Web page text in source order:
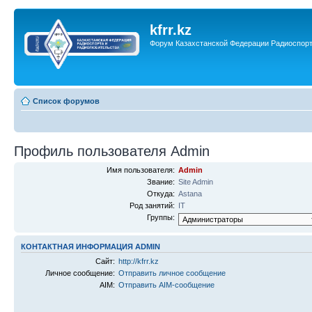
kfrr.kz
Форум Казахстанской Федерации
Список форумов
Профиль пользователя Admin
Имя пользователя: Admin
Звание: Site Admin
Откуда: Astana
Род занятий: IT
Группы:
КОНТАКТНАЯ ИНФОРМАЦИЯ ADMIN
Сайт: http://kfrr.kz
Личное сообщение: Отправить личное сообщение
AIM: Отправить AIM-сообщение